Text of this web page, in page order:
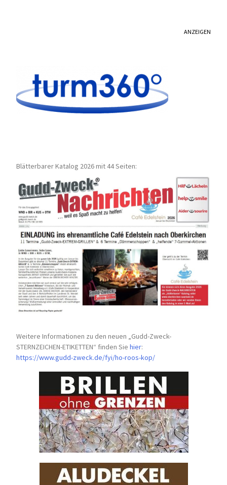
ANZEIGEN
Blätterbarer Katalog 2026 mit 44 Seiten:
Weitere Informationen zu den neuen „Gudd-Zweck-
STERNZEICHEN-ETIKETTEN“ finden Siehier:
https://www.gudd-zweck.de/fyi/ho-roos-kop/